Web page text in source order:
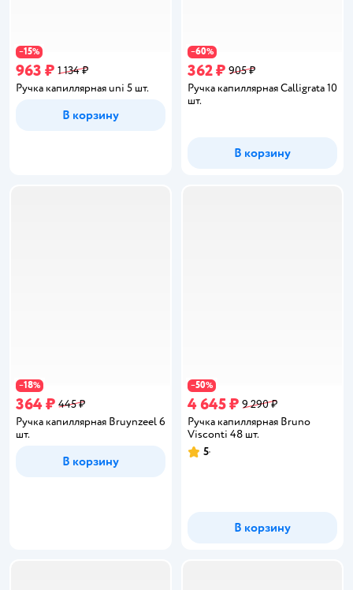
−15%
963 ₽ 1 134 ₽
Ручка капиллярная uni 5 шт.
В корзину
−60%
362 ₽ 905 ₽
Ручка капиллярная Calligrata 10
шт.
В корзину
−18%
364 ₽ 445 ₽
Ручка капиллярная Bruynzeel 6
шт.
В корзину
−50%
4 645 ₽ 9 290 ₽
Ручка капиллярная Bruno
Visconti 48 шт.
Рейтинг:
5
В корзину